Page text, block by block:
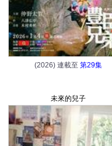
(2026) 連載至 第29集
未來的兒子